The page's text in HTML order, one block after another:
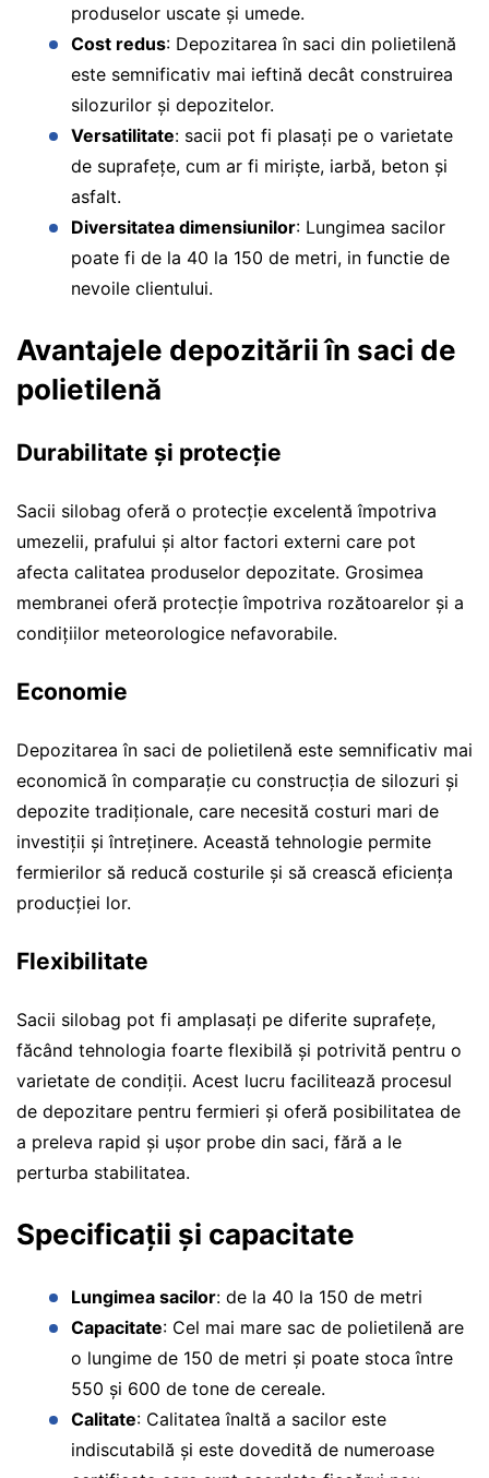
produselor uscate și umede.
Cost redus: Depozitarea în saci din polietilenă
este semnificativ mai ieftină decât construirea
silozurilor și depozitelor.
Versatilitate: sacii pot fi plasați pe o varietate
de suprafețe, cum ar fi miriște, iarbă, beton și
asfalt.
Diversitatea dimensiunilor: Lungimea sacilor
poate fi de la 40 la 150 de metri, in functie de
nevoile clientului.
Avantajele depozitării în saci de
polietilenă
Durabilitate și protecție
Sacii silobag oferă o protecție excelentă împotriva
umezelii, prafului și altor factori externi care pot
afecta calitatea produselor depozitate. Grosimea
membranei oferă protecție împotriva rozătoarelor și a
condițiilor meteorologice nefavorabile.
Economie
Depozitarea în saci de polietilenă este semnificativ mai
economică în comparație cu construcția de silozuri și
depozite tradiționale, care necesită costuri mari de
investiții și întreținere. Această tehnologie permite
fermierilor să reducă costurile și să crească eficiența
producției lor.
Flexibilitate
Sacii silobag pot fi amplasați pe diferite suprafețe,
făcând tehnologia foarte flexibilă și potrivită pentru o
varietate de condiții. Acest lucru facilitează procesul
de depozitare pentru fermieri și oferă posibilitatea de
a preleva rapid și ușor probe din saci, fără a le
perturba stabilitatea.
Specificații și capacitate
Lungimea sacilor: de la 40 la 150 de metri
Capacitate: Cel mai mare sac de polietilenă are
o lungime de 150 de metri și poate stoca între
550 și 600 de tone de cereale.
Calitate: Calitatea înaltă a sacilor este
indiscutabilă și este dovedită de numeroase